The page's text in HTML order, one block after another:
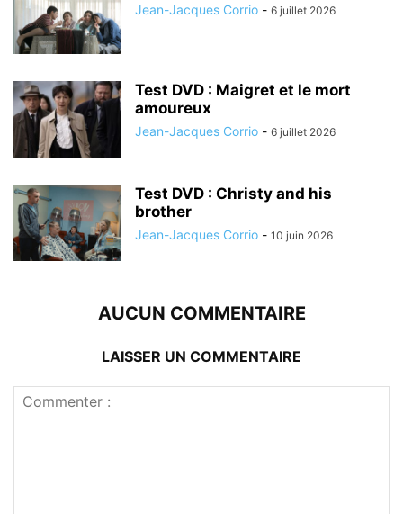
Jean-Jacques Corrio - 6 juillet 2026
Test DVD : Maigret et le mort
amoureux
Jean-Jacques Corrio - 6 juillet 2026
Test DVD : Christy and his
brother
Jean-Jacques Corrio - 10 juin 2026
AUCUN COMMENTAIRE
LAISSER UN COMMENTAIRE